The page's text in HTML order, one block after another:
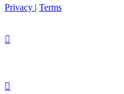
Privacy | Terms